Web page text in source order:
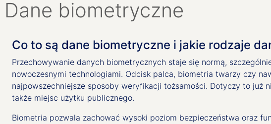
Dane biometryczne
Co to są dane biometryczne i jakie rodzaje
Przechowywanie danych biometrycznych staje się normą,
nowoczesnymi technologiami. Odcisk palca, biometria twarzy czy
najpowszechniejsze sposoby weryfikacji tożsamości. Dotyczy to już
także miejsc użytku publicznego.
Biometria pozwala zachować wysoki poziom bezpieczeństwa oraz